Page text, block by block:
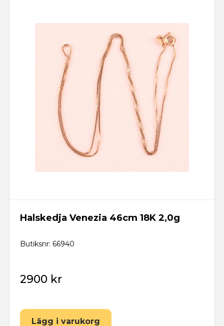
Halskedja Venezia 46cm 18K 2,0g
Butiksnr: 66940
2900 kr
Lägg i varukorg